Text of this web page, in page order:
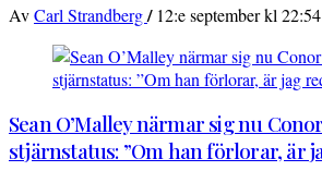
AvCarl Strandberg/ 12:e september kl 22:54
Sean O’Malley närmar sig nu
stjärnstatus: ”Om han förlorar, är